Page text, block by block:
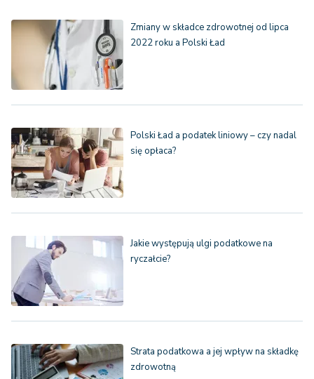
Zmiany w składce zdrowotnej od lipca
2022 roku a Polski Ład
Polski Ład a podatek liniowy – czy nadal
się opłaca?
Jakie występują ulgi podatkowe na
ryczałcie?
Strata podatkowa a jej wpływ na składkę
zdrowotną